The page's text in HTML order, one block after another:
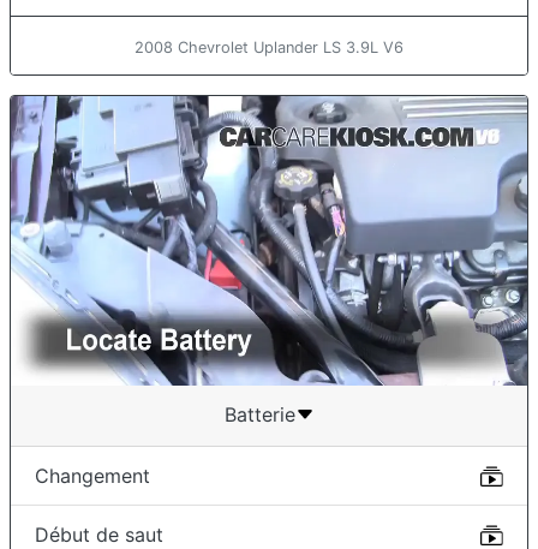
2008 Chevrolet Uplander LS 3.9L V6
Batterie
Changement
Début de saut